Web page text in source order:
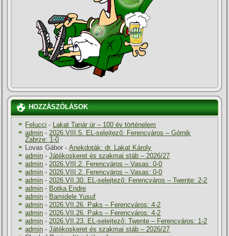
HOZZÁSZÓLÁSOK
Felucci - Lakat Tanár úr – 100 év történelem
admin -2026.VIII.5. EL-selejtező: Ferencváros – Górnik
Zabrze: 1-0
Lovas Gábor -Anekdoták: dr. Lakat Károly
admin -Játékoskeret és szakmai stáb – 2026/27
admin -2026.VIII.2. Ferencváros – Vasas: 0-0
admin -2026.VIII.2. Ferencváros – Vasas: 0-0
admin -2026.VII.30. EL-selejtező: Ferencváros – Twente: 2-2
admin - Botka Endre
admin - Bamidele Yusuf
admin -2026.VII.26. Paks – Ferencváros: 4-2
admin -2026.VII.26. Paks – Ferencváros: 4-2
admin -2026.VII.23. EL-selejtező: Twente – Ferencváros: 1-2
admin -Játékoskeret és szakmai stáb – 2026/27